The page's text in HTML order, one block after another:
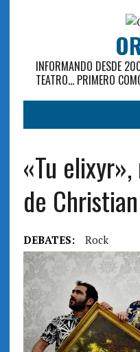
INFORMANDO DESDE
TEATRO... PRIMERO
«Tu
de
DEBATES: Rock